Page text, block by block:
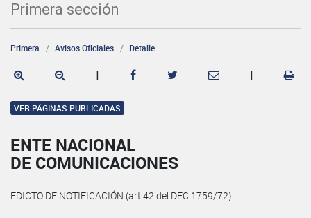
Primera sección
Primera Avisos Oficiales Detalle
| |
VER PÁGINAS PUBLICADAS
ENTE NACIONAL
DE COMUNICACIONES
EDICTO DE NOTIFICACIÓN (art.42 del DEC.1759/72)